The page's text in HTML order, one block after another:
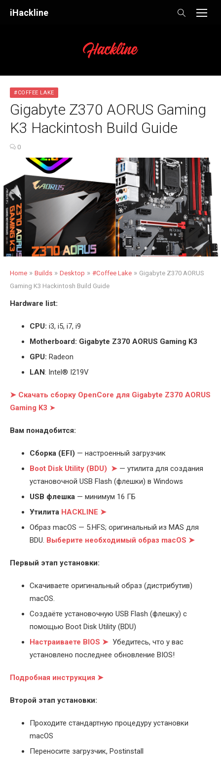
iHackline
#COFFEE LAKE
Gigabyte Z370 AORUS Gaming
K3 Hackintosh Build Guide
0
Home » Builds » Desktop » #Coffee Lake » Gigabyte Z370 AORUS
Gaming K3 Hackintosh Build Guide
Hardware list:
CPU: i3, i5, i7, i9
Motherboard: Gigabyte Z370 AORUS Gaming K3
GPU: Radeon
LAN: Intel® I219V
➤ Скачать сборку OpenCore для Gigabyte Z370 AORUS
Gaming K3 ➤
Вам понадобится:
Cборка (EFI) — настроенный загрузчик
Boot Disk Utility (BDU) ➤ — утилита для создания
установочной USB Flash (флешки) в Windows
USB флешка — минимум 16 ГБ
Утилита HACKLINE ➤
Образ macOS — 5.HFS; оригинальный из MAS для
BDU. Выберите необходимый образ macOS ➤
Первый этап установки:
Скачиваете оригинальный образ (дистрибутив)
macOS.
Создаёте установочную USB Flash (флешку) с
помощью Boot Disk Utility (BDU)
Настраиваете BIOS ➤ Убедитесь, что у вас
установлено последнее обновление BIOS!
Подробная инструкция ➤
Второй этап установки:
Проходите стандартную процедуру установки
macOS
Переносите загрузчик, Postinstall